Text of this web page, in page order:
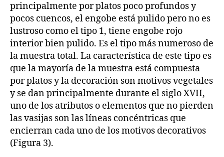
principalmente por platos poco profundos y
pocos cuencos, el engobe está pulido pero no es
lustroso como el tipo 1, tiene engobe rojo
interior bien pulido. Es el tipo más numeroso de
la muestra total. La característica de este tipo es
que la mayoría de la muestra está compuesta
por platos y la decoración son motivos vegetales
y se dan principalmente durante el siglo XVII,
uno de los atributos o elementos que no pierden
las vasijas son las líneas concéntricas que
encierran cada uno de los motivos decorativos
(Figura 3).